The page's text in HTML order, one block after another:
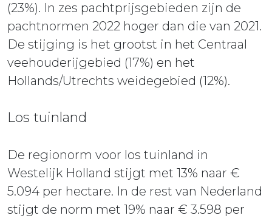
(23%). In zes pachtprijsgebieden zijn de
pachtnormen 2022 hoger dan die van 2021.
De stijging is het grootst in het Centraal
veehouderijgebied (17%) en het
Hollands/Utrechts weidegebied (12%).
Los tuinland
De regionorm voor los tuinland in
Westelijk Holland stijgt met 13% naar €
5.094 per hectare. In de rest van Nederland
stijgt de norm met 19% naar € 3.598 per